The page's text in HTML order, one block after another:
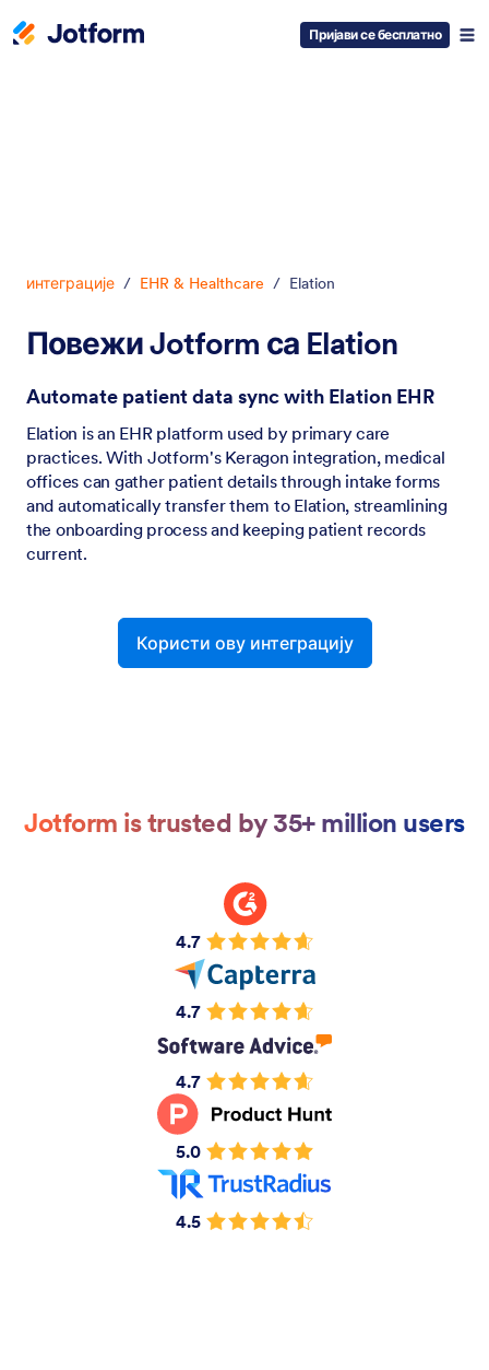
Пријави се бесплатно
интеграције / EHR & Healthcare / Elation
Повежи Jotform са Elation
Automate patient data sync with Elation EHR
Elation is an EHR platform used by primary care
practices. With Jotform's Keragon integration, medical
offices can gather patient details through intake forms
and automatically transfer them to Elation, streamlining
the onboarding process and keeping patient records
current.
Користи ову интеграцију
Jotform is trusted by 35+ million users
4.7
4.7
4.7
5.0
4.5